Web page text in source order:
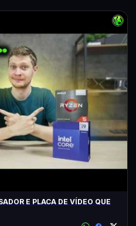
E PLACA DE VÍDEO QUE